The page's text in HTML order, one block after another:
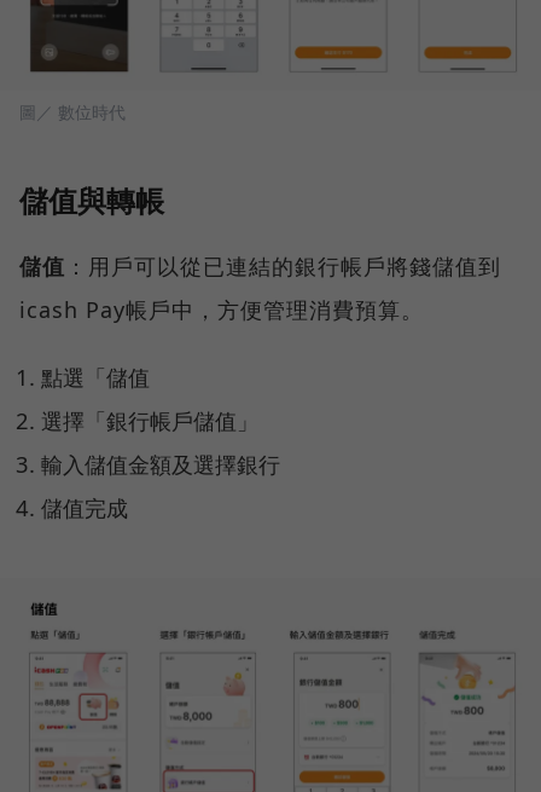
圖／ 數位時代
儲值與轉帳
儲值 ：用戶可以從已連結的銀行帳戶將錢儲值到
icash Pay帳戶中，方便管理消費預算。
點選「儲值
選擇「銀行帳戶儲值」
輸入儲值金額及選擇銀行
儲值完成